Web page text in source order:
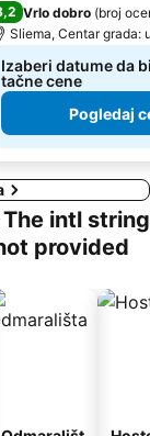
Vrlo dobro (broj
Sliema, Centar grada:
Izaberi datume da
tačne cene
Pogledaj
intl string
provided